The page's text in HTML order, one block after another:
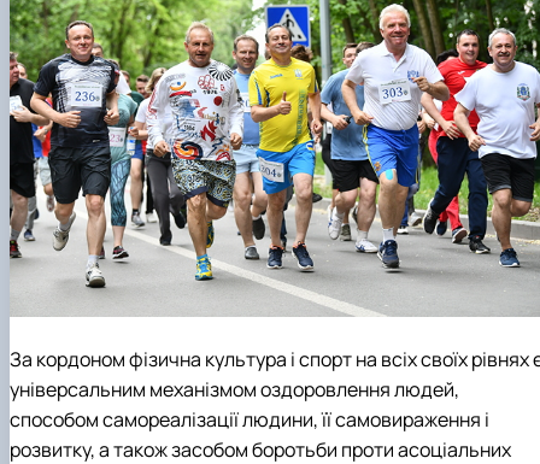
За кордоном фізична культура і спорт на всіх своїх рівнях
універсальним механізмом оздоровлення людей,
способом самореалізації людини, її самовираження і
розвитку, а також засобом боротьби проти асоціальних